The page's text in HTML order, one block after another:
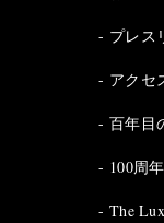
プレス
アクセ
百年目
100周
The